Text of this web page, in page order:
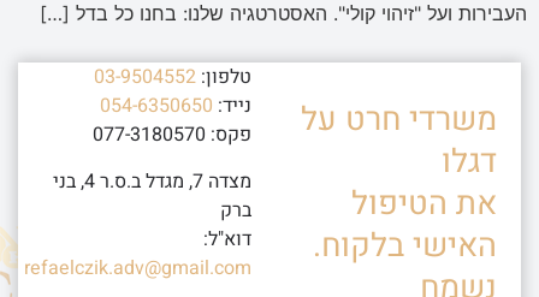
העבירות ועל "זיהוי קולי". האסטרטגיה שלנו: בחנו כל בדל […]
משרדי חרט על
דגלו
את הטיפול
האישי בלקוח.
טלפון: 03-9504552
נייד: 054-6350650
פקס: 077-3180570
מצדה 7, מגדל ב.ס.ר 4, בני
ברק
דוא"ל:
refaelczik.adv@gmail.com